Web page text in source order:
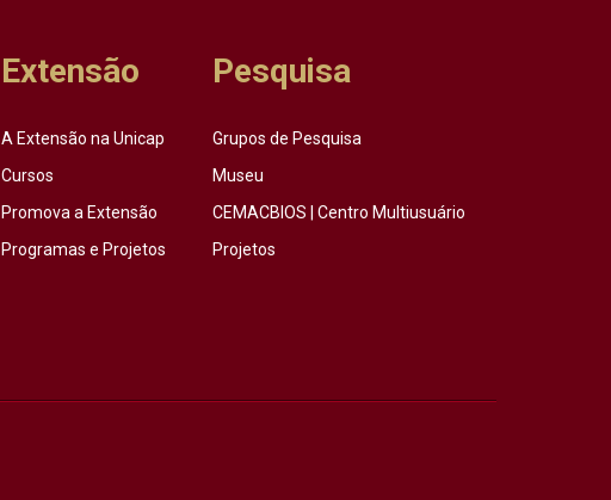
Extensão
A Extensão na Unicap
Cursos
Promova a Extensão
Programas e Projetos
Pesquisa
Grupos de Pesquisa
Museu
CEMACBIOS | Centro Multiusuário
Projetos